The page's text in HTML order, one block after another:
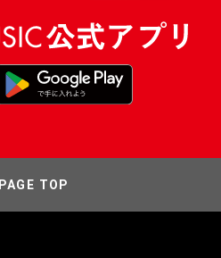
PAGE TOP